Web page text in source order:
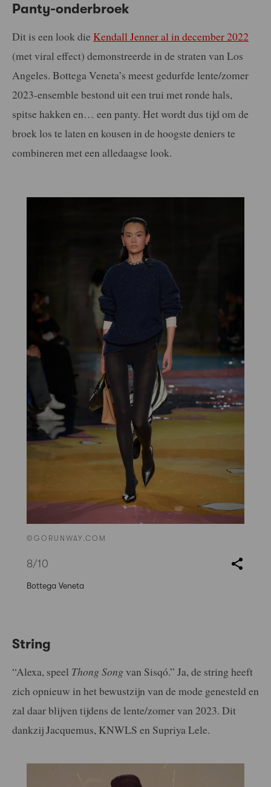
Panty-onderbroek
Dit is een look die Kendall Jenner al in december 2022
(met viral effect) demonstreerde in de straten van Los
Angeles. Bottega Veneta’s meest gedurfde lente/zomer
2023-ensemble bestond uit een trui met ronde hals,
spitse hakken en… een panty. Het wordt dus tijd om de
broek los te laten en kousen in de hoogste deniers te
combineren met een alledaagse look.
©GORUNWAY.COM
8/10
Bottega Veneta
String
“Alexa, speel Thong Song van Sisqó.” Ja, de string heeft
zich opnieuw in het bewustzijn van de mode genesteld en
zal daar blijven tijdens de lente/zomer van 2023. Dit
dankzij Jacquemus, KNWLS en Supriya Lele.